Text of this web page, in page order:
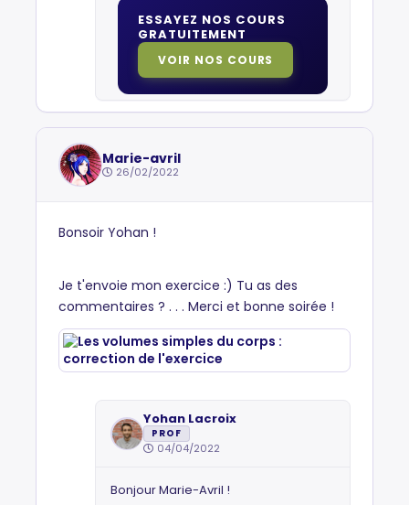
ESSAYEZ NOS COURS
GRATUITEMENT
VOIR NOS COURS
Marie-avril
26/02/2022
Bonsoir Yohan !
Je t'envoie mon exercice :) Tu as des
commentaires ? . . . Merci et bonne soirée !
Yohan Lacroix
PROF
04/04/2022
Bonjour Marie-Avril !